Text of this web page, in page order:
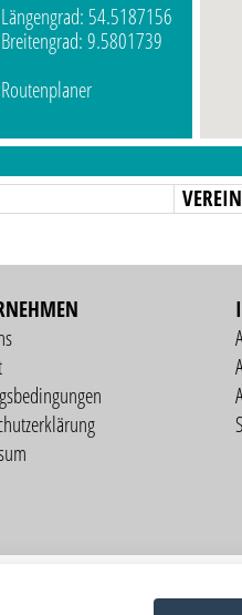
Längengrad: 54.5187156
Breitengrad: 9.5801739
Routenplaner
VEREIN